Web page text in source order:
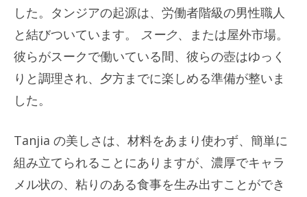
した。タンジアの起源は、労働者階級の男性職人
と結びついています。 スーク、または屋外市場。
彼らがスークで働いている間、彼らの壺はゆっく
りと調理され、夕方までに楽しめる準備が整いま
した。
Tanjia の美しさは、材料をあまり使わず、簡単に
組み立てられることにありますが、濃厚でキャラ
メル状の、粘りのある食事を生み出すことができ